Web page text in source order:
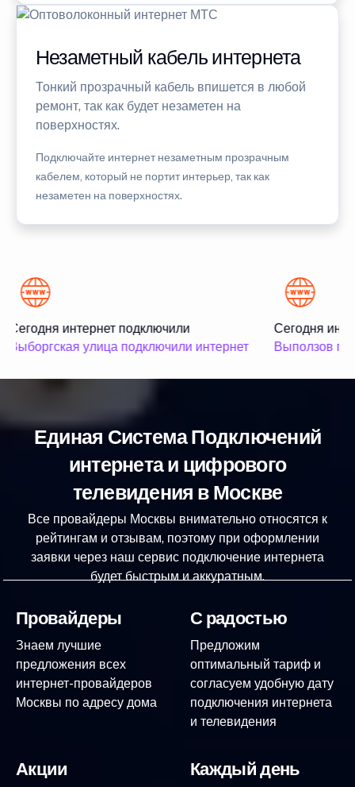
Незаметный кабель интернета
Тонкий прозрачный кабель впишется в любой
ремонт, так как будет незаметен на
поверхностях.
Подключайте интернет незаметным прозрачным
кабелем, который не портит интерьер, так как
незаметен на поверхностях.
Сегодня интернет подключили
Выборгская улица подключили интернет
Сегодня
Выползов
Единая Система Подключений
интернета и цифрового
телевидения в Москве
Все провайдеры Москвы внимательно относятся к
рейтингам и отзывам, поэтому при оформлении
заявки через наш сервис подключение интернета
будет быстрым и аккуратным.
Провайдеры
Знаем лучшие
предложения всех
интернет-провайдеров
Москвы по адресу дома
С радостью
Предложим
оптимальный тариф и
согласуем удобную дату
подключения интернета
и телевидения
Акции Каждый день